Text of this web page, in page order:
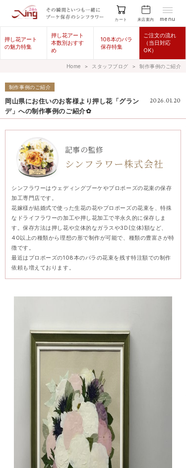
カート 来店案内 menu
押し花アート
の魅力特集
押し花アート
本数別おすす
め
108本のバラ
保存特集
ご注文の流れ
（当日対応
OK）
Home ＞ スタッフブログ ＞ 制作事例のご紹介
制作事例のご紹介
2026.01.20
岡山県にお住いのお客様より押し花「グラン
デ」への制作事例のご紹介✿
記事の監修
シンフラワー株式会社
シンフラワーはウェディングブーケやプロポーズの花束の保存
加工専門店です。
花嫁様が結婚式で使った生花の花やプロポーズの花束を、特殊
なドライフラワーの加工や押し花加工で半永久的に保存しま
す。保存方法は押し花や立体的なガラスや3D(立体)額など、
40以上の種類から理想の形で制作が可能で、種類の豊富さが特
徴です。
最近はプロポーズの108本のバラの花束を残す特注額での制作
依頼も増えております。